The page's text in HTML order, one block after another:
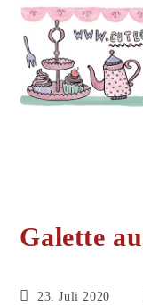
Zum
Inhalt
springen
Galette
Beitrag
23. Juli 2020